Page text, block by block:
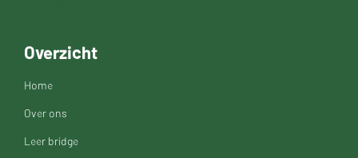
Overzicht
Home
Over ons
Leer bridge